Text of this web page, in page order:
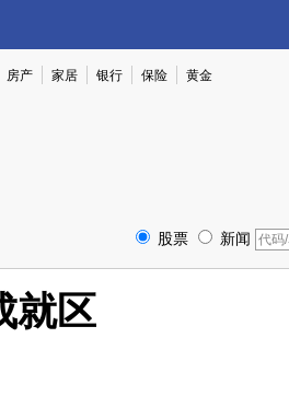
房产 家居 银行 保险 黄金
股票 新闻
就区